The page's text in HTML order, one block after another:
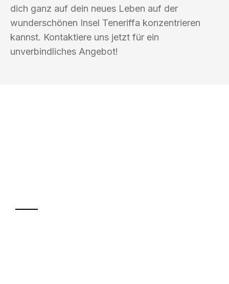
dich ganz auf dein neues Leben auf der
wunderschönen Insel Teneriffa konzentrieren
kannst. Kontaktiere uns jetzt für ein
unverbindliches Angebot!